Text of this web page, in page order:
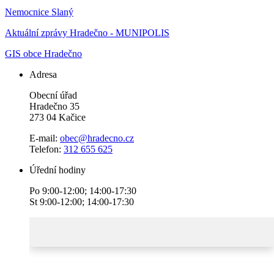
Nemocnice Slaný
Aktuální zprávy Hradečno - MUNIPOLIS
GIS obce Hradečno
Adresa
Obecní úřad
Hradečno 35
273 04 Kačice
E-mail: obec@hradecno.cz
Telefon: 312 655 625
Úřední hodiny
Po 9:00-12:00; 14:00-17:30
St 9:00-12:00; 14:00-17:30